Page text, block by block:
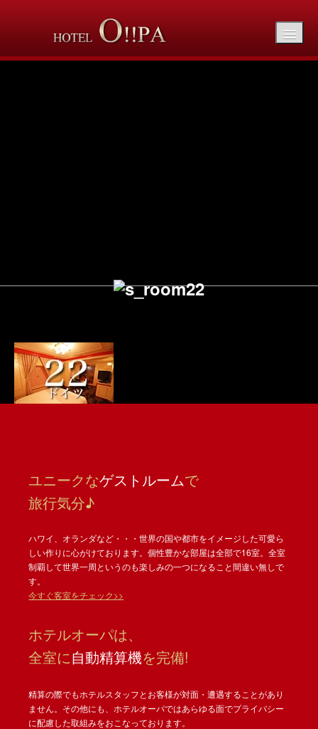
ユニークなゲストルームで
旅行気分♪
ハワイ、オランダなど・・・世界の国や都市をイメージした可愛ら
しい作りに心がけております。個性豊かな部屋は全部で16室。全室
制覇して世界一周というのも楽しみの一つになること間違い無しで
す。
今すぐ客室をチェック>>
ホテルオーパは、
全室に自動精算機を完備!
精算の際でもホテルスタッフとお客様が対面・遭遇することがあり
ません。その他にも、ホテルオーパではあらゆる面でプライバシー
に配慮した取組みをおこなっております。